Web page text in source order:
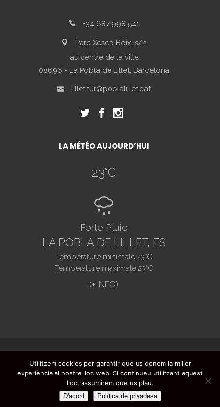
+34 687 998 541
Parc Xesco Boix, s/n
au centre de la ville
08696 - La Pobla de Lillet, Barcelona
lillet.tur@poblalillet.cat
LA MÉTÉO AUJOURD’HUI
23°C
R
Forte Pluie
LA POBLA DE LILLET, ES
Température minimale 23°C
Température maximale 23°C
Questions fréquentes -Avertissement
Protection des données- Création
de sites web:Infoactivat't
Utilitzem cookies per garantir que us donem la millor
experiència al nostre lloc web. Si continueu utilitzant aquest
lloc, assumirem que us plau.
D'acord Política de privadesa